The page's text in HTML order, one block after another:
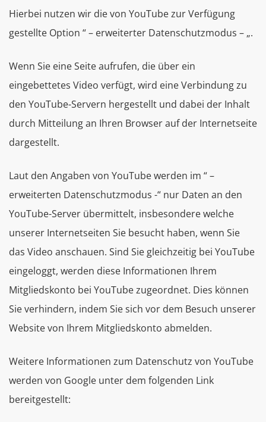
Hierbei nutzen wir die von YouTube zur Verfügung
gestellte Option “ – erweiterter Datenschutzmodus – „.
Wenn Sie eine Seite aufrufen, die über ein
eingebettetes Video verfügt, wird eine Verbindung zu
den YouTube-Servern hergestellt und dabei der Inhalt
durch Mitteilung an Ihren Browser auf der Internetseite
dargestellt.
Laut den Angaben von YouTube werden im “ –
erweiterten Datenschutzmodus -“ nur Daten an den
YouTube-Server übermittelt, insbesondere welche
unserer Internetseiten Sie besucht haben, wenn Sie
das Video anschauen. Sind Sie gleichzeitig bei YouTube
eingeloggt, werden diese Informationen Ihrem
Mitgliedskonto bei YouTube zugeordnet. Dies können
Sie verhindern, indem Sie sich vor dem Besuch unserer
Website von Ihrem Mitgliedskonto abmelden.
Weitere Informationen zum Datenschutz von YouTube
werden von Google unter dem folgenden Link
bereitgestellt: